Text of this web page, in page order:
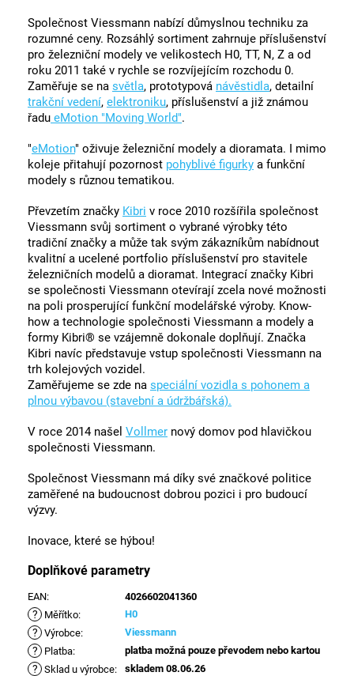
Společnost Viessmann nabízí důmyslnou techniku za
rozumné ceny. Rozsáhlý sortiment zahrnuje příslušenství
pro železniční modely ve velikostech H0, TT, N, Z a od
roku 2011 také v rychle se rozvíjejícím rozchodu 0.
Zaměřuje se na světla, prototypová návěstidla, detailní
trakční vedení, elektroniku, příslušenství a již známou
řadu eMotion "Moving World".
"eMotion" oživuje železniční modely a dioramata. I mimo
koleje přitahují pozornost pohyblivé figurky a funkční
modely s různou tematikou.
Převzetím značky Kibri v roce 2010 rozšířila společnost
Viessmann svůj sortiment o vybrané výrobky této
tradiční značky a může tak svým zákazníkům nabídnout
kvalitní a ucelené portfolio příslušenství pro stavitele
železničních modelů a dioramat. Integrací značky Kibri
se společnosti Viessmann otevírají zcela nové možnosti
na poli prosperující funkční modelářské výroby. Know-
how a technologie společnosti Viessmann a modely a
formy Kibri® se vzájemně dokonale doplňují. Značka
Kibri navíc představuje vstup společnosti Viessmann na
trh kolejových vozidel.
Zaměřujeme se zde na speciální vozidla s pohonem a
plnou výbavou (stavební a údržbářská).
V roce 2014 našel Vollmer nový domov pod hlavičkou
společnosti Viessmann.
Společnost Viessmann má díky své značkové politice
zaměřené na budoucnost dobrou pozici i pro budoucí
výzvy.
Inovace, které se hýbou!
Doplňkové parametry
EAN: 4026602041360
? Měřítko: H0
? Výrobce: Viessmann
? Platba: platba možná pouze převodem nebo kartou
? Sklad u výrobce:
skladem 08.06.26